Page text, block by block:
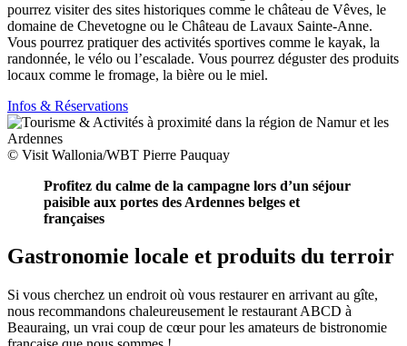
pourrez visiter des sites historiques comme le château de Vêves, le
domaine de Chevetogne ou le Château de Lavaux Sainte-Anne.
Vous pourrez pratiquer des activités sportives comme le kayak, la
randonnée, le vélo ou l’escalade. Vous pourrez déguster des produits
locaux comme le fromage, la bière ou le miel.
Infos & Réservations
© Visit Wallonia/WBT Pierre Pauquay
Profitez du calme de la campagne lors d’un séjour
paisible aux portes des Ardennes belges et
françaises
Gastronomie locale et produits du terroir
Si vous cherchez un endroit où vous restaurer en arrivant au gîte,
nous recommandons chaleureusement le restaurant ABCD à
Beauraing, un vrai coup de cœur pour les amateurs de bistronomie